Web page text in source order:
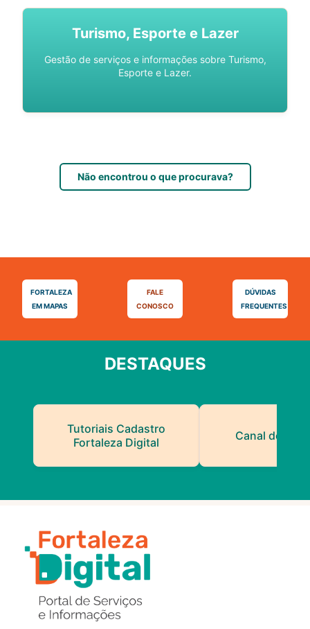
Turismo, Esporte e Lazer
Gestão de serviços e informações sobre Turismo,
Esporte e Lazer.
Não encontrou o que procurava?
FORTALEZA
EM MAPAS
FALE
CONOSCO
DÚVIDAS
FREQUENTES
DESTAQUES
Tutoriais Cadastro
Fortaleza Digital
Canal do